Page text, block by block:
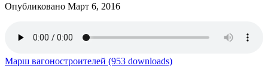
Опубликовано Март 6, 2016
Марш вагоностроителей (953 downloads)